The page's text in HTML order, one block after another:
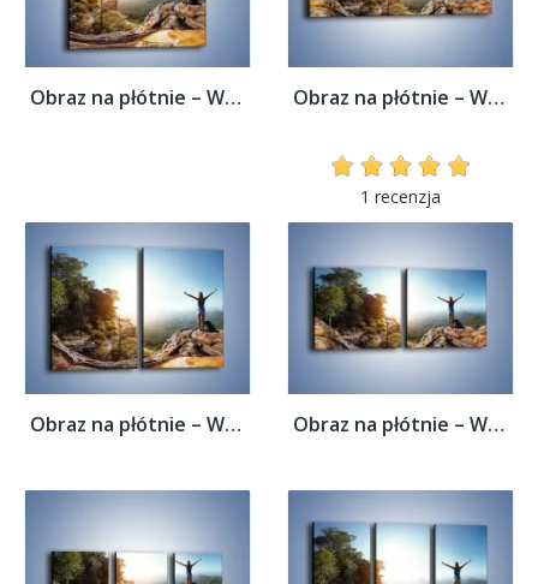
Obraz na płótnie – Wolność siła i piękno –... Obraz na płótnie – Wolność siła i piękno –...
1 recenzja
Obraz na płótnie – Wolność siła i piękno –... Obraz na płótnie – Wolność siła i piękno –...